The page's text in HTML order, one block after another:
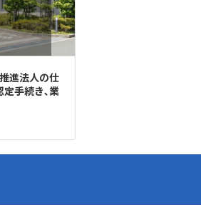
進法人の仕
定手続き､業